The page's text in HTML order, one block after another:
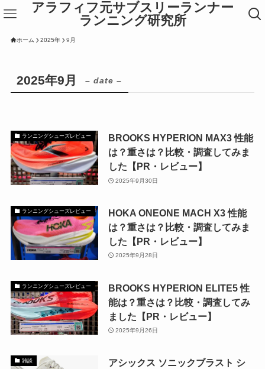
アラフィフ元サブスリーランナー
ランニング研究所
ホーム 2025年 9月
2025年9月 – date –
ランニングシューズレビュー
BROOKS HYPERION MAX3 性能
は？重さは？比較・調査してみま
した【PR・レビュー】
2025年9月30日
ランニングシューズレビュー
HOKA ONEONE MACH X3 性能
は？重さは？比較・調査してみま
した【PR・レビュー】
2025年9月28日
ランニングシューズレビュー
BROOKS HYPERION ELITE5 性
能は？重さは？比較・調査してみ
ました【PR・レビュー】
2025年9月26日
雑談
アシックス ソニックブラスト シ